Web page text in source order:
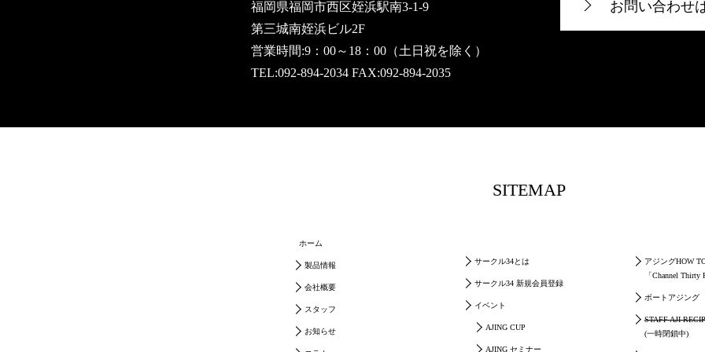
福岡県福岡市西区姪浜駅南3-1-9
第三城南姪浜ビル2F
営業時間:9：00～18：00（土日祝を除く）
TEL:092-894-2034 FAX:092-894-2035
お問い合わせ
SITEMAP
ホーム
製品情報
会社概要
スタッフ
お知らせ
サークル34とは
サークル34 新規会員登録
イベント
AJING CUP
AJING セミナー
アジングHOW
「Channel Thirty
ボートアジング
STAFF AJI
(一時閉鎖中)